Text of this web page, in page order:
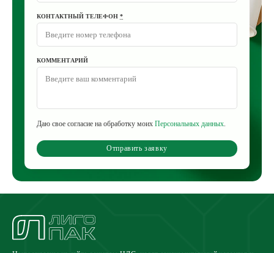
КОНТАКТНЫЙ ТЕЛЕФОН *
КОММЕНТАРИЙ
Даю свое согласие на обработку моих Персональных данных.
Отправить заявку